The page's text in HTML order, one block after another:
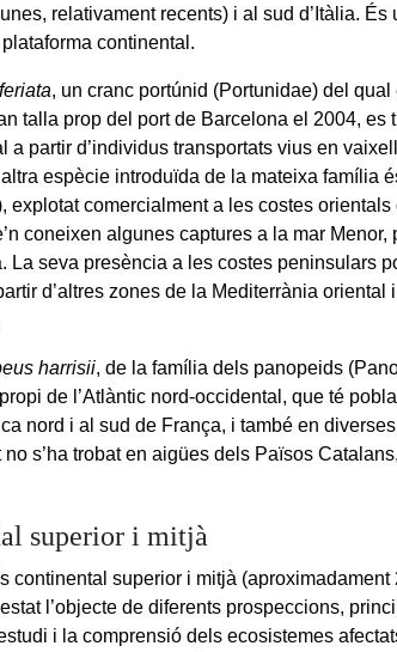
relativament recents) i al sud d’Itàlia.
continental.
, un cranc portúnid (Portunidae) del
talla prop del port de Barcelona el 2004, es
a partir d’individus transportats vius en
espècie introduïda de la mateixa família
explotat comercialment a les costes orientals
coneixen algunes captures a la mar
La seva presència a les costes peninsulars
d’altres zones de la Mediterrània oriental
harrisii, de la família dels panopeids
de l’Atlàntic nord-occidental, que té
nord i al sud de França, i també en
s’ha trobat en aigües dels Països
superior i mitjà
continental superior i mitjà (aproximadament
l’objecte de diferents prospeccions,
i la comprensió dels ecosistemes